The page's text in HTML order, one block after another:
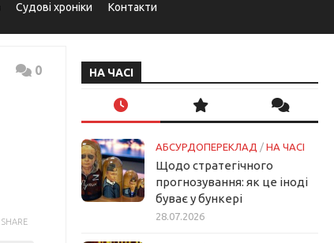
Судові хроніки Контакти
0
SHARE
НА ЧАСІ
АБСУРДОПЕРЕКЛАД / НА ЧАСІ
Щодо стратегічного
прогнозування: як це іноді
буває у бункері
28.07.2026